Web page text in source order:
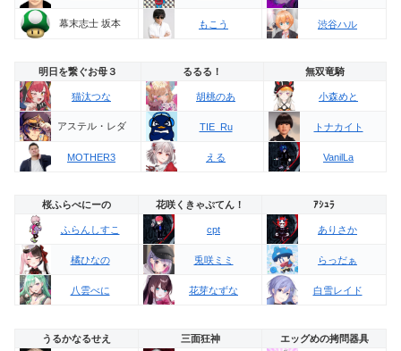
幕末志士 坂本 もこう 渋谷ハル
明日を繋ぐお母３ るるる！ 無双竜騎
猫汰つな 胡桃のあ 小森めと
アステル・レダ TIE_Ru トナカイト
MOTHER3 える VanilLa
桜ふらべにーの 花咲くきゃぷてん！ ｱｼｭﾗ
ふらんしすこ cpt ありさか
橘ひなの 兎咲ミミ らっだぁ
八雲べに 花芽なずな 白雪レイド
うるかなるせえ 三面狂神 エッグめの拷問器具